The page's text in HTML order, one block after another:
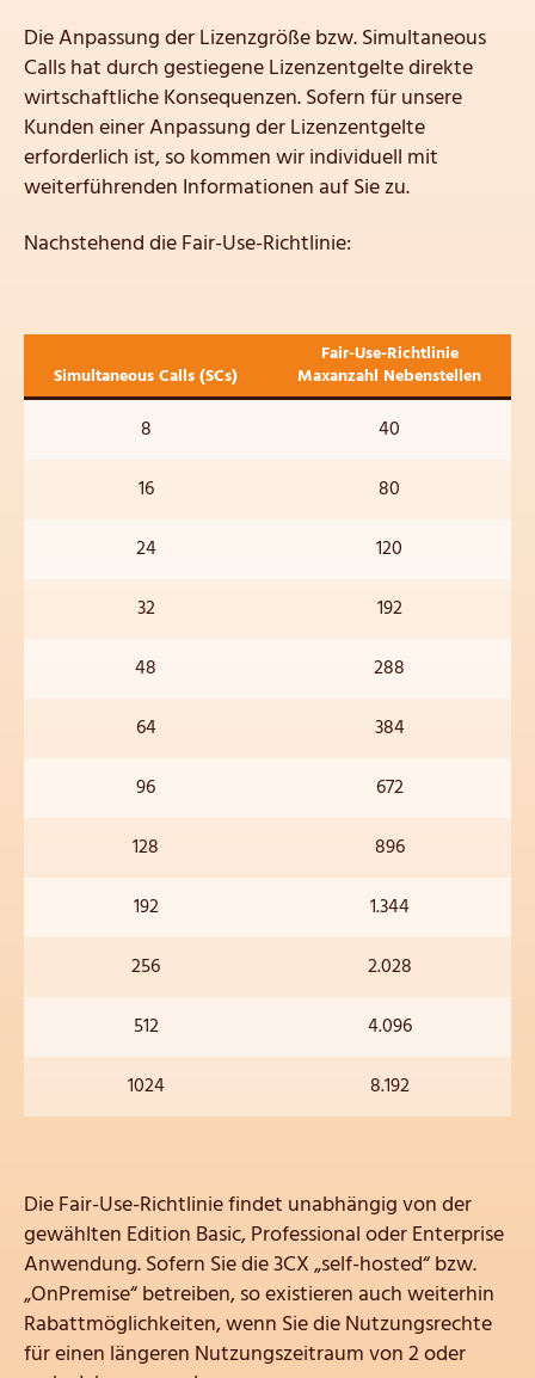
Die Anpassung der Lizenzgröße bzw. Simultaneous
Calls hat durch gestiegene Lizenzentgelte direkte
wirtschaftliche Konsequenzen. Sofern für unsere
Kunden einer Anpassung der Lizenzentgelte
erforderlich ist, so kommen wir individuell mit
weiterführenden Informationen auf Sie zu.
Nachstehend die Fair-Use-Richtlinie:
Simultaneous Calls (SCs)
Fair-Use-Richtlinie
Maxanzahl Nebenstellen
8
40
16
80
24
120
32
192
48
288
64
384
96
672
128
896
192
1.344
256
2.028
512
4.096
1024
8.192
Die Fair-Use-Richtlinie findet unabhängig von der
gewählten Edition Basic, Professional oder Enterprise
Anwendung. Sofern Sie die 3CX „self-hosted“ bzw.
„OnPremise“ betreiben, so existieren auch weiterhin
Rabattmöglichkeiten, wenn Sie die Nutzungsrechte
für einen längeren Nutzungszeitraum von 2 oder